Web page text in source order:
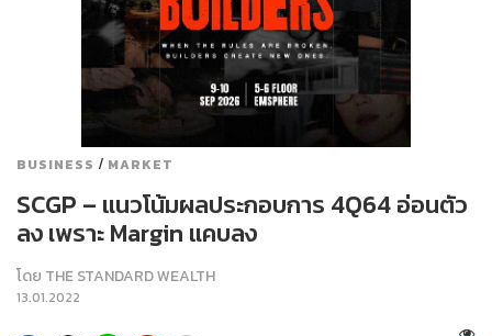
BUSINESS / MARKET
SCGP – แนวโน้มผลประกอบการ 4Q64 อ่อนตัว
ลง เพราะ Margin แคบลง
โดย THE STANDARD WEALTH
13.01.2022